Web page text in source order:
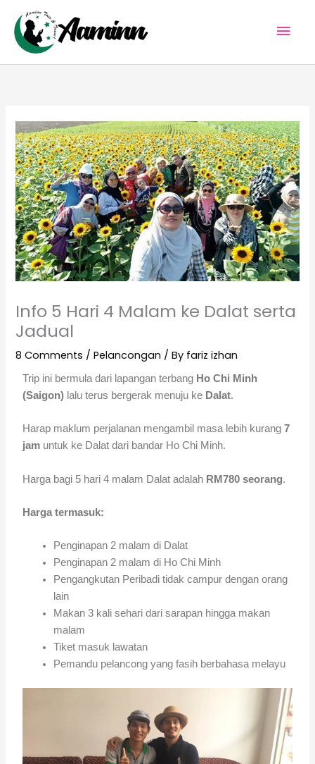
content
Info 5 Hari 4 Malam ke Dalat serta
Jadual
8 Comments /Pelancongan / By fariz izhan
Trip ini bermula dari lapangan terbang Ho Chi Minh
(Saigon) lalu terus bergerak menuju ke Dalat.
Harap maklum perjalanan mengambil masa lebih kurang7
jam untuk ke Dalat dari bandar Ho Chi Minh.
Harga bagi 5 hari 4 malam Dalat adalah RM780 seorang.
Harga termasuk:
Penginapan 2 malam di Dalat
Penginapan 2 malam di Ho Chi Minh
Pengangkutan Peribadi tidak campur dengan orang
lain
Makan 3 kali sehari dari sarapan hingga makan
malam
Tiket masuk lawatan
Pemandu pelancong yang fasih berbahasa melayu